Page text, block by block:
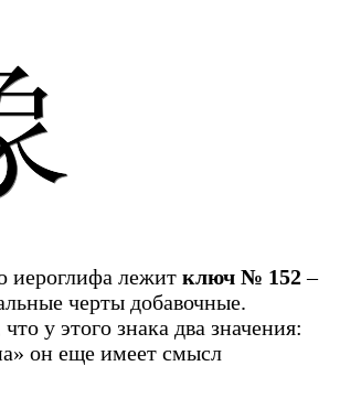
иероглифа лежит ключ № 152–
черты добавочные.
у этого знака два значения:
он еще имеет смысл